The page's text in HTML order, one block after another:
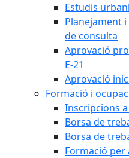
Estudis
Planejament
de consulta
Aprovació
E-21
Aprovació
Formació i
Inscripcions
Borsa de
Borsa de
Formació per